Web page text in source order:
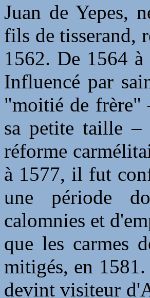
Juan de Yepes,
fils de tisserand,
1562. De 1564
Influencé par
"moitié de frère"
sa petite taille –
réforme
à 1577, il fut
une période
calomnies et
que les carmes
mitigés, en
devint visiteur